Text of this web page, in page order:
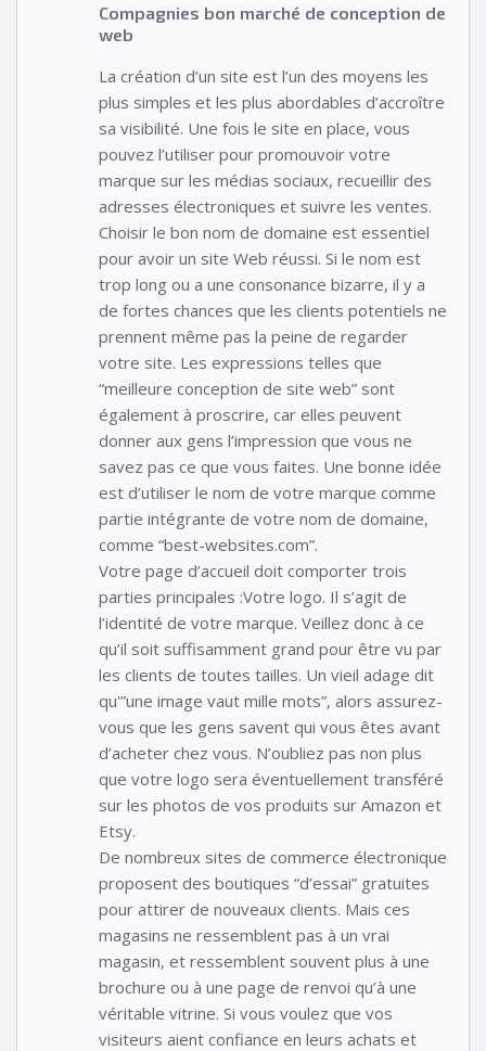
Compagnies bon marché de conception de
web
La création d’un site est l’un des moyens les
plus simples et les plus abordables d’accroître
sa visibilité. Une fois le site en place, vous
pouvez l’utiliser pour promouvoir votre
marque sur les médias sociaux, recueillir des
adresses électroniques et suivre les ventes.
Choisir le bon nom de domaine est essentiel
pour avoir un site Web réussi. Si le nom est
trop long ou a une consonance bizarre, il y a
de fortes chances que les clients potentiels ne
prennent même pas la peine de regarder
votre site. Les expressions telles que
“meilleure conception de site web” sont
également à proscrire, car elles peuvent
donner aux gens l’impression que vous ne
savez pas ce que vous faites. Une bonne idée
est d’utiliser le nom de votre marque comme
partie intégrante de votre nom de domaine,
comme “best-websites.com”.
Votre page d’accueil doit comporter trois
parties principales :Votre logo. Il s’agit de
l’identité de votre marque. Veillez donc à ce
qu’il soit suffisamment grand pour être vu par
les clients de toutes tailles. Un vieil adage dit
qu'”une image vaut mille mots”, alors assurez-
vous que les gens savent qui vous êtes avant
d’acheter chez vous. N’oubliez pas non plus
que votre logo sera éventuellement transféré
sur les photos de vos produits sur Amazon et
Etsy.
De nombreux sites de commerce électronique
proposent des boutiques “d’essai” gratuites
pour attirer de nouveaux clients. Mais ces
magasins ne ressemblent pas à un vrai
magasin, et ressemblent souvent plus à une
brochure ou à une page de renvoi qu’à une
véritable vitrine. Si vous voulez que vos
visiteurs aient confiance en leurs achats et